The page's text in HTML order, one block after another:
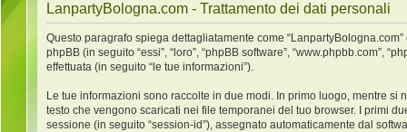
LanpartyBologna.com - Trattamento dei dati personali
Questo paragrafo spiega dettagliatamente come
phpBB (in seguito “essi”, “loro”, “phpBB software”, “www.phpbb.com”,
effettuata (in seguito “le tue informazioni”).
Le tue informazioni sono raccolte in due modi. In primo luogo, mentre
testo che vengono scaricati nei file temporanei del tuo browser. I primi
sessione (in seguito “session-id”), assegnato automaticamente dal